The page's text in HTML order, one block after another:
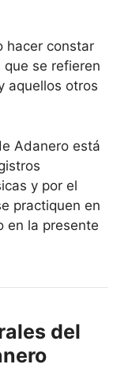
hacer constar
se refieren
aquellos otros
Adanero está
y por el
practiquen en
en la presente
del